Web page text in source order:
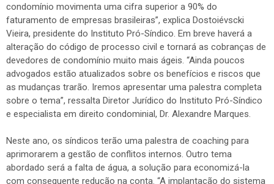
condomínio movimenta uma cifra superior a 90% do
faturamento de empresas brasileiras”, explica Dostoiévscki
Vieira, presidente do Instituto Pró-Síndico. Em breve haverá a
alteração do código de processo civil e tornará as cobranças de
devedores de condomínio muito mais ágeis. “Ainda poucos
advogados estão atualizados sobre os benefícios e riscos que
as mudanças trarão. Iremos apresentar uma palestra completa
sobre o tema”, ressalta Diretor Jurídico do Instituto Pró-Síndico
e especialista em direito condominial, Dr. Alexandre Marques.
Neste ano, os síndicos terão uma palestra de coaching para
aprimorarem a gestão de conflitos internos. Outro tema
abordado será a falta de água, a solução para economizá-la
com consequente redução na conta. “A implantação do sistema